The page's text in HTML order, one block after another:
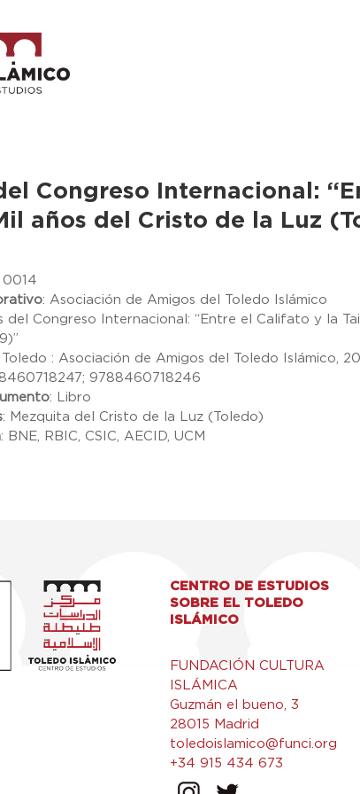
Congreso Internacional:
años del Cristo de la Luz
0014
:Asociación de Amigos del Toledo Islámico
del Congreso Internacional: “Entre el Califato y la
Toledo : Asociación de Amigos del Toledo Islámico,
8460718247; 9788460718246
: Libro
: Mezquita del Cristo de la Luz (Toledo)
: BNE, RBIC, CSIC, AECID, UCM
CENTRO DE ESTUDIOS
SOBRE EL TOLEDO
ISLÁMICO
FUNDACIÓN CULTURA
ISLÁMICA
Guzmán el bueno, 3
28015 Madrid
toledoislamico@funci.org
+34 915 434 673